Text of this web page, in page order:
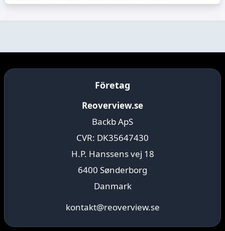
Företag
Reoverview.se
Backb ApS
CVR: DK35647430
H.P. Hanssens vej 18
6400 Sønderborg
Danmark
kontakt@reoverview.se